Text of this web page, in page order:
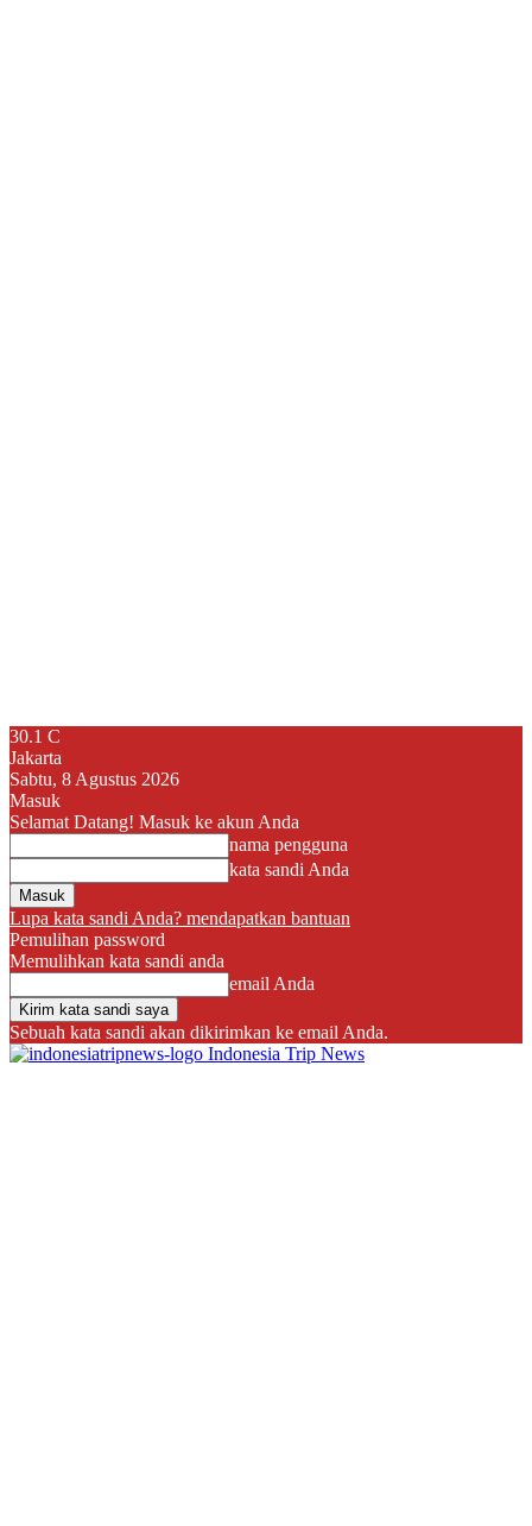
30.1 C
Jakarta
Sabtu, 8 Agustus 2026
Masuk
Selamat Datang! Masuk ke akun Anda
nama pengguna
kata sandi Anda
Lupa kata sandi Anda? mendapatkan bantuan
Pemulihan password
Memulihkan kata sandi anda
email Anda
Sebuah kata sandi akan dikirimkan ke email Anda.
Indonesia Trip News